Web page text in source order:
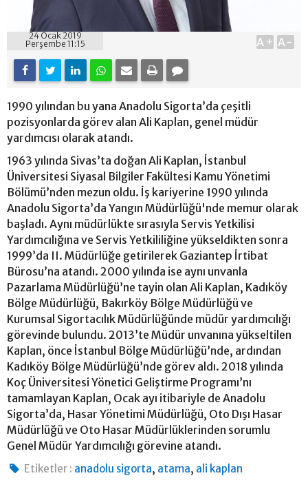
24 Ocak 2019
Perşembe 11:15
A+ A-
1990 yılından bu yana Anadolu Sigorta’da çeşitli
pozisyonlarda görev alan Ali Kaplan, genel müdür
yardımcısı olarak atandı.
1963 yılında Sivas’ta doğan Ali Kaplan, İstanbul
Üniversitesi Siyasal Bilgiler Fakültesi Kamu Yönetimi
Bölümü’nden mezun oldu. İş kariyerine 1990 yılında
Anadolu Sigorta’da Yangın Müdürlüğü'nde memur olarak
başladı. Aynı müdürlükte sırasıyla Servis Yetkilisi
Yardımcılığına ve Servis Yetkililiğine yükseldikten sonra
1999’da II. Müdürlüğe getirilerek Gaziantep İrtibat
Bürosu’na atandı. 2000 yılında ise aynı unvanla
Pazarlama Müdürlüğü’ne tayin olan Ali Kaplan, Kadıköy
Bölge Müdürlüğü, Bakırköy Bölge Müdürlüğü ve
Kurumsal Sigortacılık Müdürlüğünde müdür yardımcılığı
görevinde bulundu. 2013’te Müdür unvanına yükseltilen
Kaplan, önce İstanbul Bölge Müdürlüğü’nde, ardından
Kadıköy Bölge Müdürlüğü’nde görev aldı. 2018 yılında
Koç Üniversitesi Yönetici Geliştirme Programı’nı
tamamlayan Kaplan, Ocak ayı itibariyle de Anadolu
Sigorta’da, Hasar Yönetimi Müdürlüğü, Oto Dışı Hasar
Müdürlüğü ve Oto Hasar Müdürlüklerinden sorumlu
Genel Müdür Yardımcılığı görevine atandı.
Etiketler : anadolu sigorta, atama, ali kaplan